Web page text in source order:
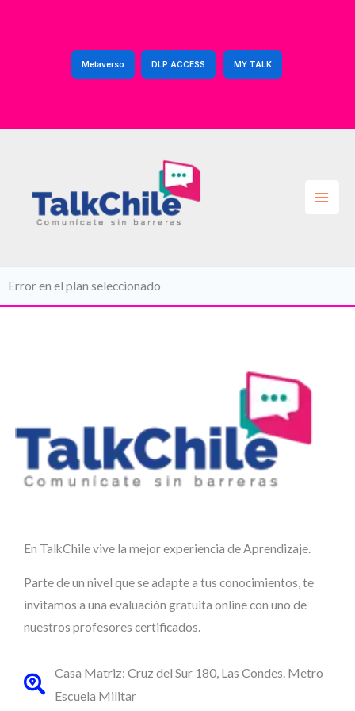
Metaverso DLP ACCESS MY TALK
Error en el plan seleccionado
En TalkChile vive la mejor experiencia de Aprendizaje.
Parte de un nivel que se adapte a tus conocimientos, te
invitamos a una evaluación gratuita online con uno de
nuestros profesores certificados.
Casa Matriz: Cruz del Sur 180, Las Condes. Metro
Escuela Militar